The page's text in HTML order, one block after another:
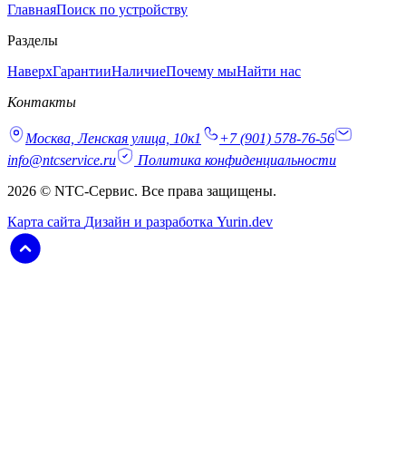
ГлавнаяПоиск по устройству
Разделы
НаверхГарантииНаличиеПочему мыНайти нас
Контакты
Москва, Ленская улица, 10к1
+7 (901) 578-76-56
info@ntcservice.ru
Политика конфиденциальности
2026 © NTC-Сервис. Все права защищены.
Карта сайта Дизайн и разработка Yurin.dev